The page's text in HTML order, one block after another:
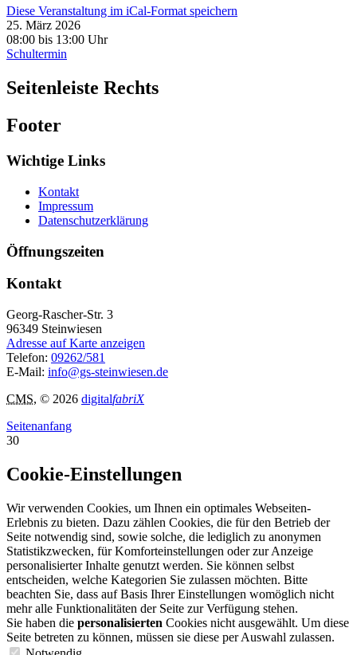
Diese Veranstaltung im iCal-Format speichern
25. März 2026
08:00 bis 13:00 Uhr
Schultermin
Seitenleiste Rechts
Footer
Wichtige Links
Kontakt
Impressum
Datenschutzerklärung
Öffnungszeiten
Kontakt
Georg-Rascher-Str. 3
96349 Steinwiesen
Adresse auf Karte anzeigen
Telefon: 09262/581
E-Mail: info@gs-steinwiesen.de
CMS, © 2026 digitalfabriX
Seitenanfang
30
Cookie-Einstellungen
Wir verwenden Cookies, um Ihnen ein optimales Webseiten-
Erlebnis zu bieten. Dazu zählen Cookies, die für den Betrieb der
Seite notwendig sind, sowie solche, die lediglich zu anonymen
Statistikzwecken, für Komforteinstellungen oder zur Anzeige
personalisierter Inhalte genutzt werden. Sie können selbst
entscheiden, welche Kategorien Sie zulassen möchten. Bitte
beachten Sie, dass auf Basis Ihrer Einstellungen womöglich nicht
mehr alle Funktionalitäten der Seite zur Verfügung stehen.
Sie haben die personalisierten Cookies nicht ausgewählt. Um diese
Seite betreten zu können, müssen sie diese per Auswahl zulassen.